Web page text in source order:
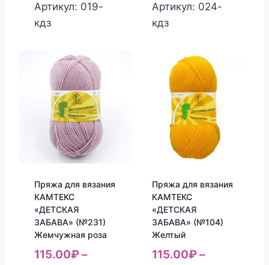
Артикул: 019-
кдз
Артикул: 024-
кдз
Пряжа для вязания
КАМТЕКС
«ДЕТСКАЯ
ЗАБАВА» (№231)
Жемчужная роза
115.00₽–
Пряжа для вязания
КАМТЕКС
«ДЕТСКАЯ
ЗАБАВА» (№104)
Желтый
115.00₽–